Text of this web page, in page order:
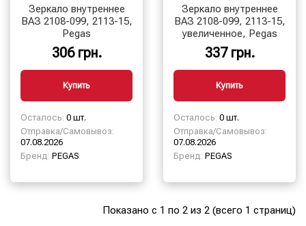
Зеркало внутреннее
ВАЗ 2108-099, 2113-15,
Pegas
306 грн.
Купить
Осталось: 0 шт.
Отправка/Самовывоз:
07.08.2026
Бренд: PEGAS
Зеркало внутреннее
ВАЗ 2108-099, 2113-15,
увеличенное, Pegas
337 грн.
Купить
Осталось: 0 шт.
Отправка/Самовывоз:
07.08.2026
Бренд: PEGAS
Показано с 1 по 2 из 2 (всего 1 страниц)